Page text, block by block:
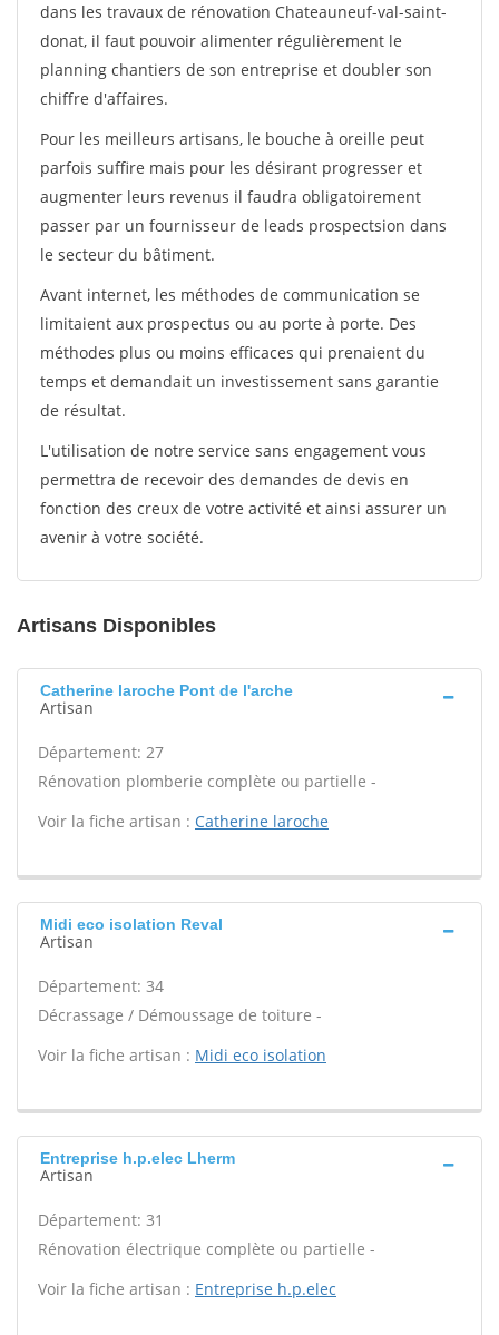
dans les travaux de rénovation Chateauneuf-val-saint-
donat, il faut pouvoir alimenter régulièrement le
planning chantiers de son entreprise et doubler son
chiffre d'affaires.
Pour les meilleurs artisans, le bouche à oreille peut
parfois suffire mais pour les désirant progresser et
augmenter leurs revenus il faudra obligatoirement
passer par un fournisseur de leads prospectsion dans
le secteur du bâtiment.
Avant internet, les méthodes de communication se
limitaient aux prospectus ou au porte à porte. Des
méthodes plus ou moins efficaces qui prenaient du
temps et demandait un investissement sans garantie
de résultat.
L'utilisation de notre service sans engagement vous
permettra de recevoir des demandes de devis en
fonction des creux de votre activité et ainsi assurer un
avenir à votre société.
Artisans Disponibles
Catherine laroche Pont de l'arche
Artisan
Département: 27
Rénovation plomberie complète ou partielle -
Voir la fiche artisan : Catherine laroche
Midi eco isolation Reval
Artisan
Département: 34
Décrassage / Démoussage de toiture -
Voir la fiche artisan : Midi eco isolation
Entreprise h.p.elec Lherm
Artisan
Département: 31
Rénovation électrique complète ou partielle -
Voir la fiche artisan : Entreprise h.p.elec